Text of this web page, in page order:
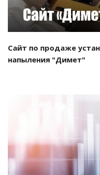
Сайт по продаже
напыления "Димет"